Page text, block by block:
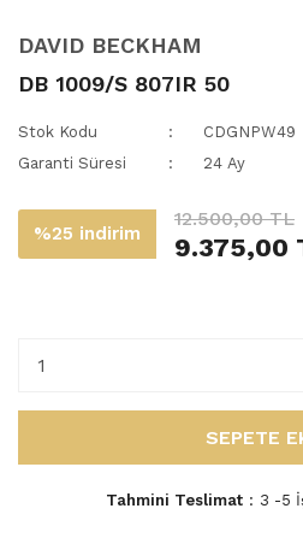
DAVID BECKHAM
DB 1009/S 807IR 50
Stok Kodu
CDGNPW49
Garanti Süresi
24 Ay
%25 indirim
12.500,00 TL
9.375,00
SEPETE
Tahmini Teslimat 3 -5